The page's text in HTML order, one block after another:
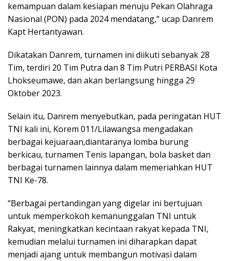
kemampuan dalam kesiapan menuju Pekan Olahraga
Nasional (PON) pada 2024 mendatang,” ucap Danrem
Kapt Hertantyawan.
Dikatakan Danrem, turnamen ini diikuti sebanyak 28
Tim, terdiri 20 Tim Putra dan 8 Tim Putri PERBASI Kota
Lhokseumawe, dan akan berlangsung hingga 29
Oktober 2023.
Selain itu, Danrem menyebutkan, pada peringatan HUT
TNI kali ini, Korem 011/Lilawangsa mengadakan
berbagai kejuaraan,diantaranya lomba burung
berkicau, turnamen Tenis lapangan, bola basket dan
berbagai turnamen lainnya dalam memeriahkan HUT
TNI Ke-78.
“Berbagai pertandingan yang digelar ini bertujuan
untuk memperkokoh kemanunggalan TNI untuk
Rakyat, meningkatkan kecintaan rakyat kepada TNI,
kemudian melalui turnamen ini diharapkan dapat
menjadi ajang untuk membangun motivasi dalam